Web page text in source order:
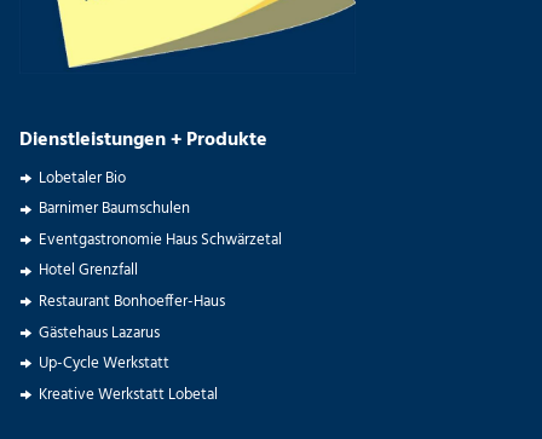
Dienstleistungen + Produkte
Lobetaler Bio
Barnimer Baumschulen
Eventgastronomie Haus Schwärzetal
Hotel Grenzfall
Restaurant Bonhoeffer-Haus
Gästehaus Lazarus
Up-Cycle Werkstatt
Kreative Werkstatt Lobetal